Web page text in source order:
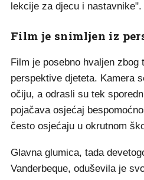
lekcije za djecu i nastavnike".
Film je snimljen iz
Film je posebno hvaljen zbog
perspektive djeteta. Kamera
očiju, a odrasli su tek
pojačava osjećaj
često osjećaju u okrutnom
Glavna glumica, tada
Vanderbeque, oduševila je